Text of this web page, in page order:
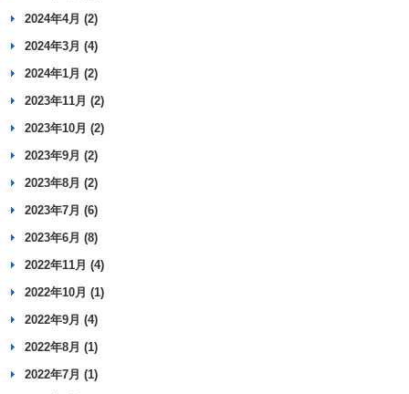
2024年4月 (2)
2024年3月 (4)
2024年1月 (2)
2023年11月 (2)
2023年10月 (2)
2023年9月 (2)
2023年8月 (2)
2023年7月 (6)
2023年6月 (8)
2022年11月 (4)
2022年10月 (1)
2022年9月 (4)
2022年8月 (1)
2022年7月 (1)